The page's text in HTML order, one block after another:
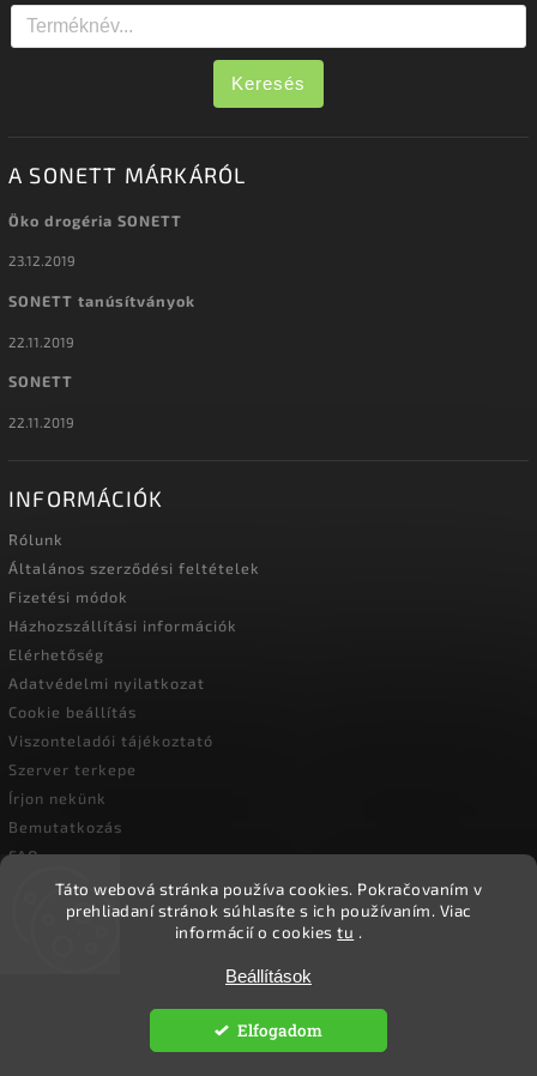
Táto webová stránka používa cookies. Pokračovaním v
prehliadaní stránok súhlasíte s ich používaním. Viac
informácií o cookiestu .
Beállítások
Elfogadom
Keresés
A SONETT MÁRKÁRÓL
Öko drogéria SONETT
23.12.2019
SONETT tanúsítványok
22.11.2019
SONETT
22.11.2019
INFORMÁCIÓK
Rólunk
Általános szerződési feltételek
Fizetési módok
Házhozszállítási információk
Elérhetőség
Adatvédelmi nyilatkozat
Cookie beállítás
Viszonteladói tájékoztató
Szerver terkepe
Írjon nekünk
Bemutatkozás
FAQ
Vásárlási útmutató
Ökoember. Minden jog fenntartva.
Süti beállítások szerkesztése
Shoptet| DesignShoptak.cz.